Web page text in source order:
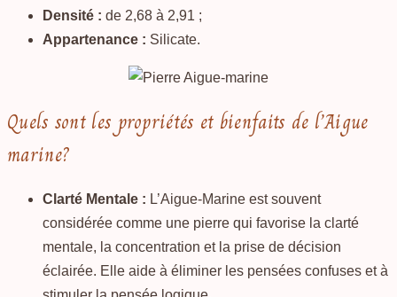
Densité : de 2,68 à 2,91 ;
Appartenance : Silicate.
Quels sont les propriétés et bienfaits de l’Aigue
marine?
Clarté Mentale : L’Aigue-Marine est souvent
considérée comme une pierre qui favorise la clarté
mentale, la concentration et la prise de décision
éclairée. Elle aide à éliminer les pensées confuses et à